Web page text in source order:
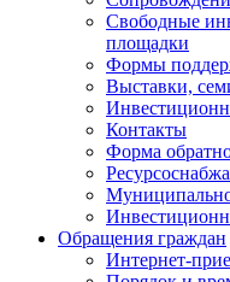
Свободные
площадки
Формы
Выставки,
Контакты
Форма
Обращения граждан
Интернет-